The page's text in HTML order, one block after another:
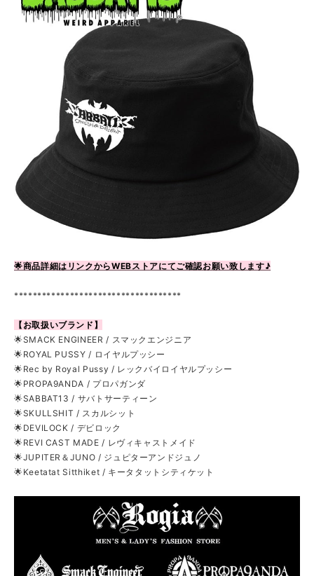
🌟商品詳細はリンクからWEBストアにてご確認お願い致します♪
************************************
【お取扱いブランド】
🌟SMACK ENGINEER / スマックエンジニア
🌟ROYAL PUSSY / ロイヤルプッシー
🌟Rec by Royal Pussy / レックバイロイヤルプッシー
🌟PROPA9ANDA / プロパガンダ
🌟SABBAT13 / サバトサーティーン
🌟SKULLSHIT / スカルシット
🌟DEVILOCK / デビロック
🌟REVI CAST MADE / レヴィキャストメイド
🌟JUPITER＆JUNO / ジュピターアンドジュノ
🌟Keetatat Sitthiket / キータタットシティケット